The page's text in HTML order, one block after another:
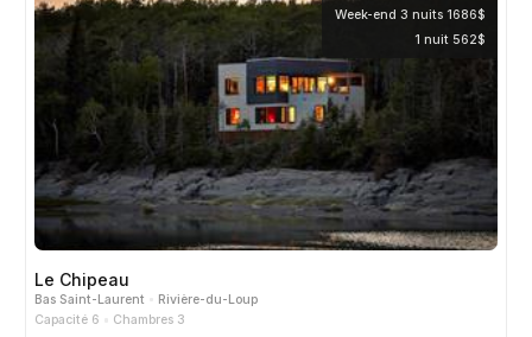
Week-end 3 nuits 1686$
1 nuit 562$
Le Chipeau
Bas Saint-Laurent
Rivière-du-Loup
Capacité 6
Chambres 3